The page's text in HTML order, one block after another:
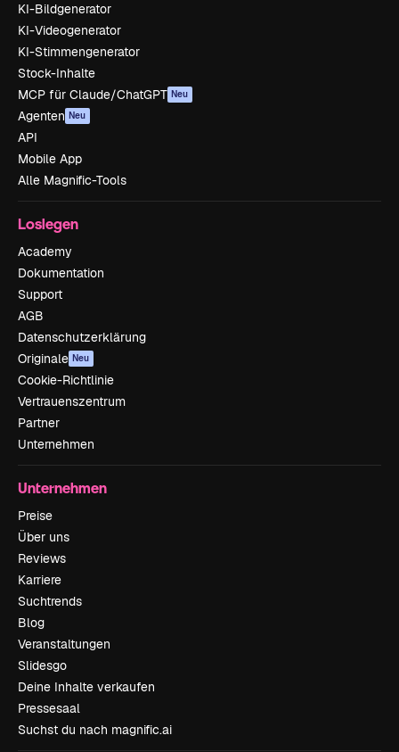
KI-Bildgenerator
KI-Videogenerator
KI-Stimmengenerator
Stock-Inhalte
MCP für Claude/ChatGPT Neu
Agenten Neu
API
Mobile App
Alle Magnific-Tools
Loslegen
Academy
Dokumentation
Support
AGB
Datenschutzerklärung
Originale Neu
Cookie-Richtlinie
Vertrauenszentrum
Partner
Unternehmen
Unternehmen
Preise
Über uns
Reviews
Karriere
Suchtrends
Blog
Veranstaltungen
Slidesgo
Deine Inhalte verkaufen
Pressesaal
Suchst du nach magnific.ai